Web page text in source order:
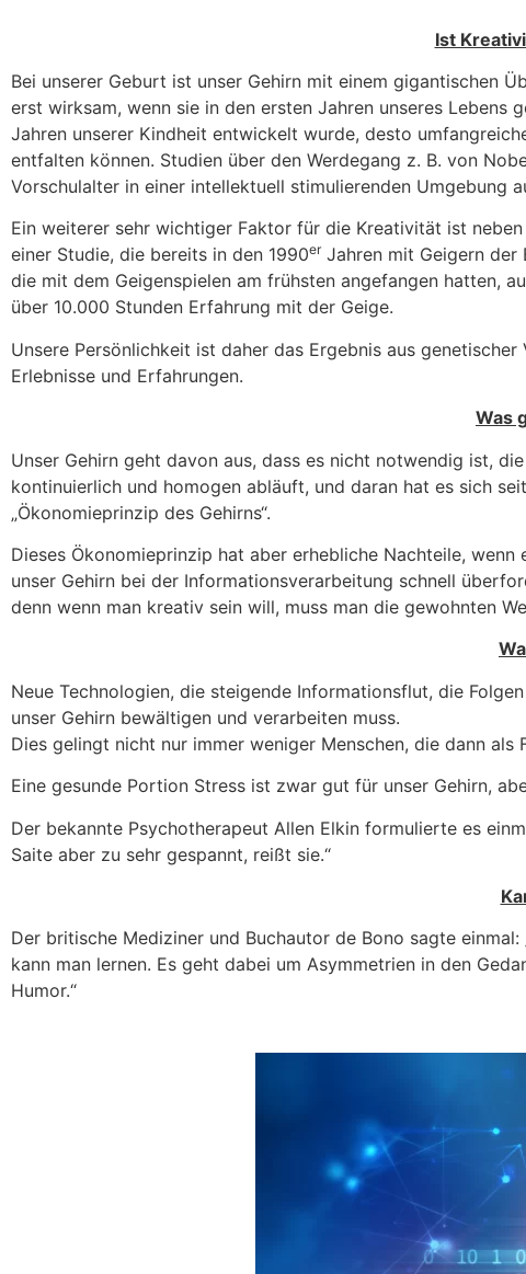
Ist
Bei unserer Geburt ist unser Gehirn mit einem gigantischen
erst wirksam, wenn sie in den ersten Jahren unseres
Jahren unserer Kindheit entwickelt wurde, desto
entfalten können. Studien über den Werdegang z. B. von
Vorschulalter in einer intellektuell stimulierenden Umgebung
Ein weiterer sehr wichtiger Faktor für die Kreativität ist
einer Studie, die bereits in den 1990erJahren mit Geigern der
die mit dem Geigenspielen am frühsten angefangen hatten,
über 10.000 Stunden Erfahrung mit der Geige.
Unsere Persönlichkeit ist daher das Ergebnis aus
Erlebnisse und Erfahrungen.
Was
Unser Gehirn geht davon aus, dass es nicht notwendig ist,
kontinuierlich und homogen abläuft, und daran hat es sich
„Ökonomieprinzip des Gehirns“.
Dieses Ökonomieprinzip hat aber erhebliche Nachteile,
unser Gehirn bei der Informationsverarbeitung schnell
denn wenn man kreativ sein will, muss man die gewohnten
Neue Technologien, die steigende Informationsflut, die
unser Gehirn bewältigen und verarbeiten muss.
Dies gelingt nicht nur immer weniger Menschen, die dann
Eine gesunde Portion Stress ist zwar gut für unser Gehirn,
Der bekannte Psychotherapeut Allen Elkin formulierte es
Saite aber zu sehr gespannt, reißt sie.“
Der britische Mediziner und Buchautor de Bono sagte
kann man lernen. Es geht dabei um Asymmetrien in den
Humor.“